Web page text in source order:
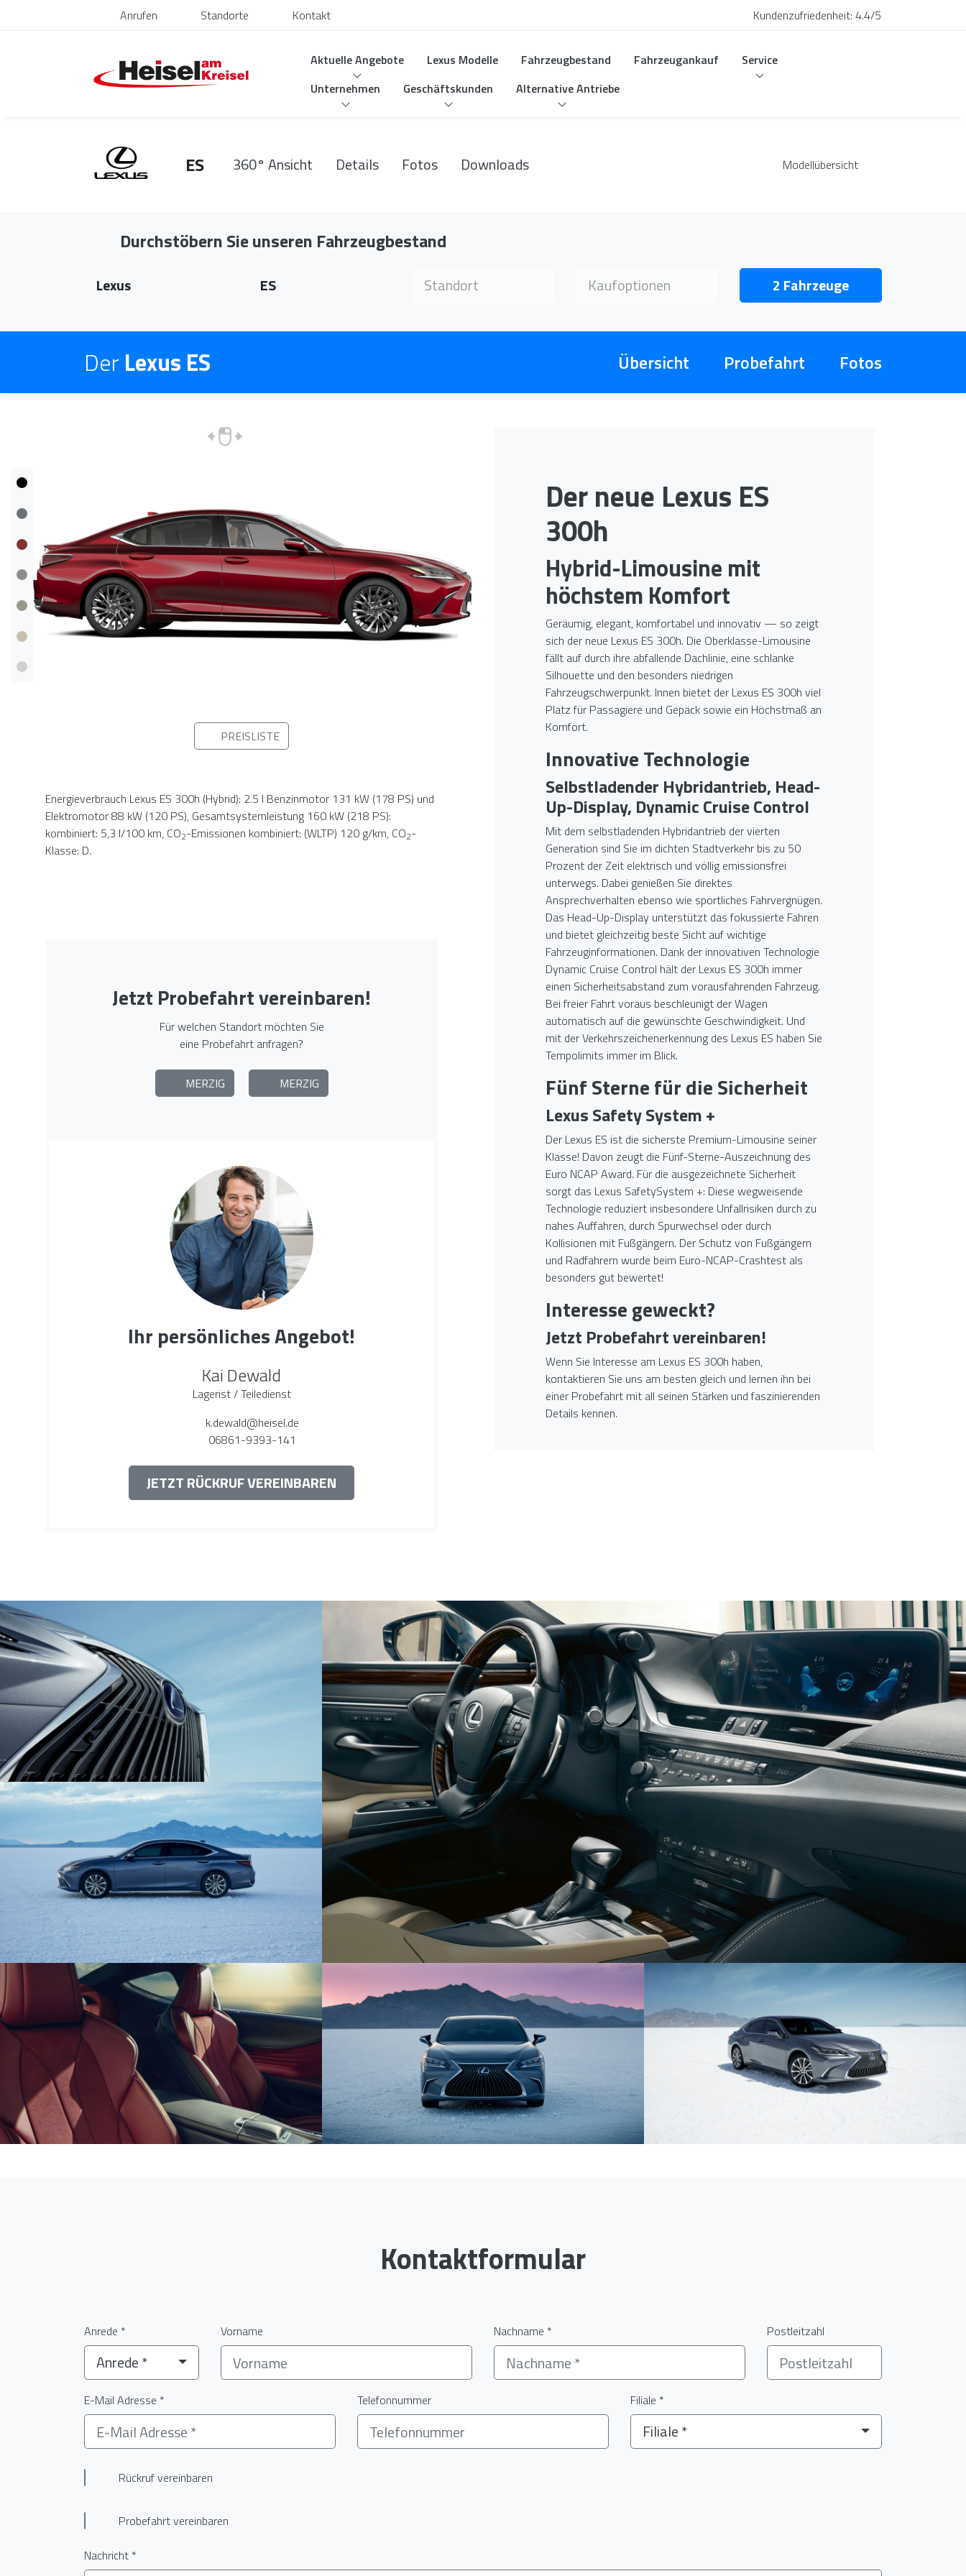
Anrufen Standorte Kontakt Kundenzufriedenheit: 4.4/5
Aktuelle Angebote Lexus Modelle Fahrzeugbestand Fahrzeugankauf
Service
Unternehmen
Geschäftskunden Alternative Antriebe
ES 360° Ansicht Details Fotos Downloads Modellübersicht
Durchstöbern Sie unseren Fahrzeugbestand
Lexus ES Standort Kaufoptionen 2 Fahrzeuge
Der Lexus ES Übersicht Probefahrt Fotos
PREISLISTE
Energieverbrauch Lexus ES 300h (Hybrid): 2.5 l Benzinmotor 131 kW (178 PS) und
Elektromotor 88 kW (120 PS), Gesamtsystemleistung 160 kW (218 PS):
kombiniert: 5,3 l/100 km, CO2-Emissionen kombiniert: (WLTP) 120 g/km, CO2-
Klasse: D.
Jetzt Probefahrt vereinbaren!
Für welchen Standort möchten Sie
eine Probefahrt anfragen?
MERZIG MERZIG
Ihr persönliches Angebot!
Kai Dewald
Lagerist / Teiledienst
k.dewald@heisel.de
06861-9393-141
JETZT RÜCKRUF VEREINBAREN
Der neue Lexus ES
300h
Hybrid-Limousine mit
höchstem Komfort
Geräumig, elegant, komfortabel und innovativ — so zeigt
sich der neue Lexus ES 300h. Die Oberklasse-Limousine
fällt auf durch ihre abfallende Dachlinie, eine schlanke
Silhouette und den besonders niedrigen
Fahrzeugschwerpunkt. Innen bietet der Lexus ES 300h viel
Platz für Passagiere und Gepäck sowie ein Höchstmaß an
Komfort.
Innovative Technologie
Selbstladender Hybridantrieb, Head-
Up-Display, Dynamic Cruise Control
Mit dem selbstladenden Hybridantrieb der vierten
Generation sind Sie im dichten Stadtverkehr bis zu 50
Prozent der Zeit elektrisch und völlig emissionsfrei
unterwegs. Dabei genießen Sie direktes
Ansprechverhalten ebenso wie sportliches Fahrvergnügen.
Das Head-Up-Display unterstützt das fokussierte Fahren
und bietet gleichzeitig beste Sicht auf wichtige
Fahrzeuginformationen. Dank der innovativen Technologie
Dynamic Cruise Control hält der Lexus ES 300h immer
einen Sicherheitsabstand zum vorausfahrenden Fahrzeug.
Bei freier Fahrt voraus beschleunigt der Wagen
automatisch auf die gewünschte Geschwindigkeit. Und
mit der Verkehrszeichenerkennung des Lexus ES haben Sie
Tempolimits immer im Blick.
Fünf Sterne für die Sicherheit
Lexus Safety System +
Der Lexus ES ist die sicherste Premium-Limousine seiner
Klasse! Davon zeugt die Fünf-Sterne-Auszeichnung des
Euro NCAP Award. Für die ausgezeichnete Sicherheit
sorgt das Lexus SafetySystem +: Diese wegweisende
Technologie reduziert insbesondere Unfallrisiken durch zu
nahes Auffahren, durch Spurwechsel oder durch
Kollisionen mit Fußgängern. Der Schutz von Fußgängern
und Radfahrern wurde beim Euro-NCAP-Crashtest als
besonders gut bewertet!
Interesse geweckt?
Jetzt Probefahrt vereinbaren!
Wenn Sie Interesse am Lexus ES 300h haben,
kontaktieren Sie uns am besten gleich und lernen ihn bei
einer Probefahrt mit all seinen Stärken und faszinierenden
Details kennen.
Kontaktformular
Anrede *
Anrede *
Vorname Nachname * Postleitzahl
E-Mail Adresse * Telefonnummer Filiale *
Filiale *
Rückruf vereinbaren
Probefahrt vereinbaren
Nachricht *